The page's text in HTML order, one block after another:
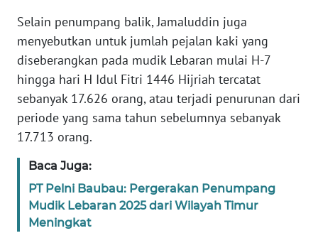
Selain penumpang balik, Jamaluddin juga
menyebutkan untuk jumlah pejalan kaki yang
diseberangkan pada mudik Lebaran mulai H-7
hingga hari H Idul Fitri 1446 Hijriah tercatat
sebanyak 17.626 orang, atau terjadi penurunan dari
periode yang sama tahun sebelumnya sebanyak
17.713 orang.
Baca Juga:
PT Pelni Baubau: Pergerakan Penumpang
Mudik Lebaran 2025 dari Wilayah Timur
Meningkat
SERAMBI
WN
WN
SULTRA
WN
WN
SULTENG